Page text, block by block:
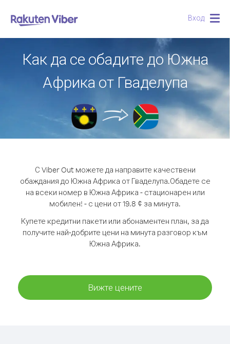
Вход
Как да се обадите до Южна
Африка от Гваделупа
С Viber Out можете да направите качествени
обаждания до Южна Африка от Гваделупа.Обадете се
на всеки номер в Южна Африка - стационарен или
мобилен! - с цени от 19.8 ¢ за минута.
Купете кредитни пакети или абонаментен план, за да
получите най-добрите цени на минута разговор към
Южна Африка.
Вижте цените